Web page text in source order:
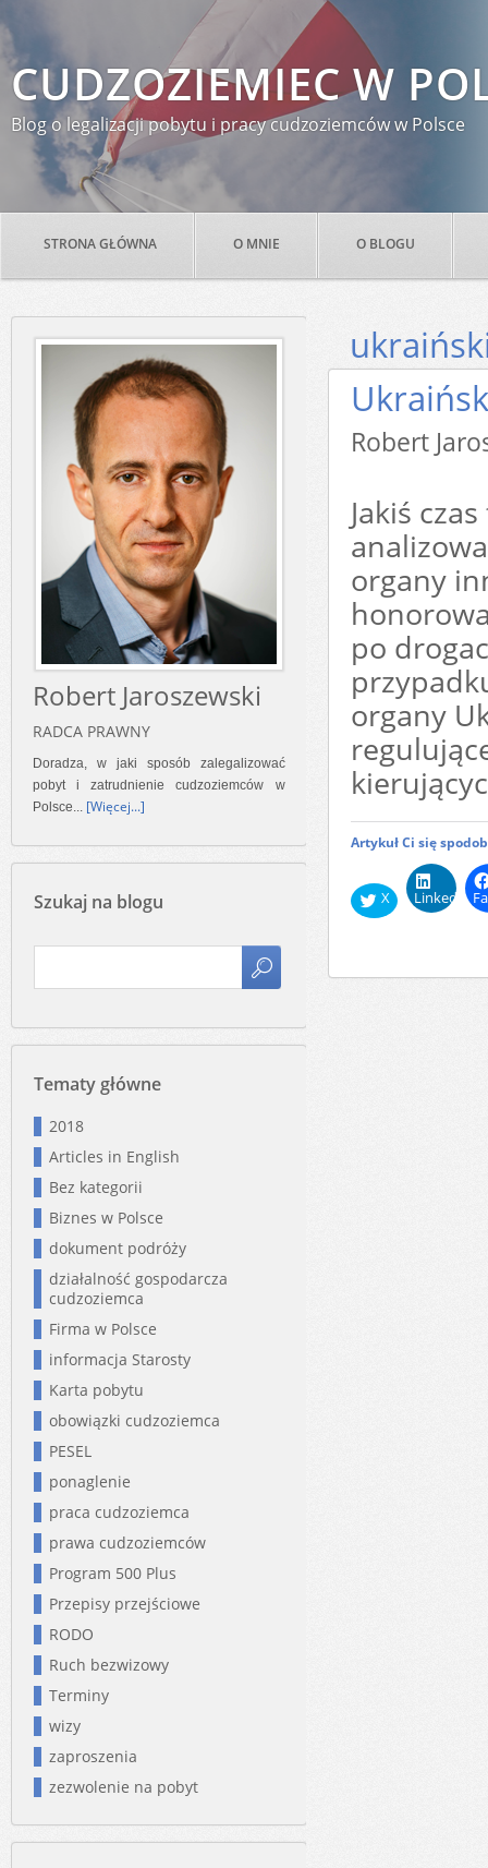
CUDZOZIEMIEC W
Blog o legalizacji pobytu i pracy cudzoziemców w Polsce
STRONA GŁÓWNA O MNIE O BLOGU
Robert
Jakiś
organy
po
organy
Artykuł Ci się
X LinkedIn
Robert Jaroszewski
RADCA PRAWNY
Doradza, w jaki sposób zalegalizować
pobyt i zatrudnienie cudzoziemców w
Polsce... [Więcej...]
Szukaj na blogu
Tematy główne
2018
Articles in English
Bez kategorii
Biznes w Polsce
dokument podróży
działalność gospodarcza
cudzoziemca
Firma w Polsce
informacja Starosty
Karta pobytu
obowiązki cudzoziemca
PESEL
ponaglenie
praca cudzoziemca
prawa cudzoziemców
Program 500 Plus
Przepisy przejściowe
RODO
Ruch bezwizowy
Terminy
wizy
zaproszenia
zezwolenie na pobyt